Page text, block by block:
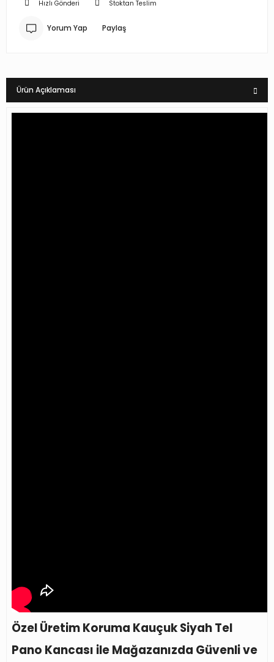
Hızlı Gönderi Stoktan Teslim
Yorum Yap Paylaş
Ürün Açıklaması
Özel Üretim Koruma Kauçuk Siyah Tel
Pano Kancası ile Mağazanızda Güvenli ve